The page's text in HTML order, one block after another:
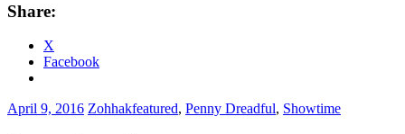
Share:
X
Facebook
April 9, 2016 Zohhakfeatured, Penny Dreadful, Showtime